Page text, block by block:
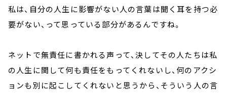
私は、自分の人生に影響がない人の言葉は聞く耳を持つ必
要がない、って思っている部分があるんですね。
ネットで無責任に書かれる声って、決してその人たちは私
の人生に関して何も責任をもってくれないし、何のアクシ
ョンも別に起こしてくれないと思うから、そういう人の言